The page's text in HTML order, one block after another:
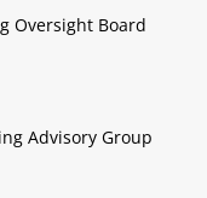
Oversight Board
Advisory Group